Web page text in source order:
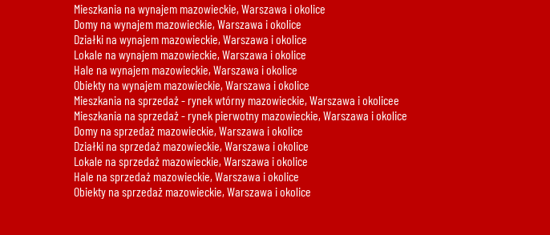
Mieszkania na wynajem mazowieckie, Warszawa i okolice
Domy na wynajem mazowieckie, Warszawa i okolice
Działki na wynajem mazowieckie, Warszawa i okolice
Lokale na wynajem mazowieckie, Warszawa i okolice
Hale na wynajem mazowieckie, Warszawa i okolice
Obiekty na wynajem mazowieckie, Warszawa i okolice
Mieszkania na sprzedaż - rynek wtórny mazowieckie, Warszawa i okolicee
Mieszkania na sprzedaż - rynek pierwotny mazowieckie, Warszawa i okolice
Domy na sprzedaż mazowieckie, Warszawa i okolice
Działki na sprzedaż mazowieckie, Warszawa i okolice
Lokale na sprzedaż mazowieckie, Warszawa i okolice
Hale na sprzedaż mazowieckie, Warszawa i okolice
Obiekty na sprzedaż mazowieckie, Warszawa i okolice